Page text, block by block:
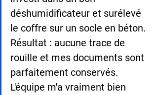
déshumidificateur et surélevé
le coffre sur un socle en béton.
Résultat : aucune trace de
rouille et mes documents sont
parfaitement conservés.
L'équipe m'a vraiment bien